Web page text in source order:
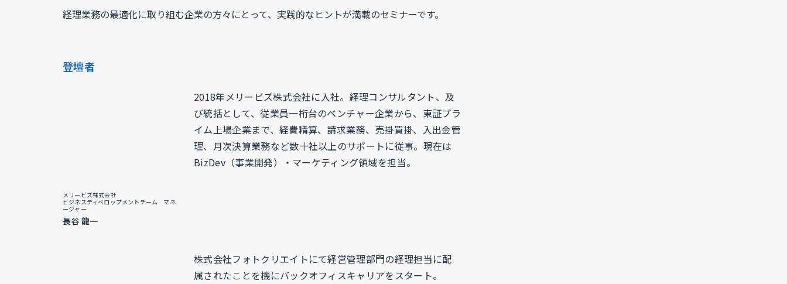
経理業務の最適化に取り組む企業の方々にとって、実践的なヒントが満載のセミナーです。
登壇者
メリービズ株式会社
ビジネスディベロップメントチーム マネ
ージャー
長谷 龍一
2018年メリービズ株式会社に入社。経理コンサルタント、及
び統括として、従業員一桁台のベンチャー企業から、東証プラ
イム上場企業まで、経費精算、請求業務、売掛買掛、入出金管
理、月次決算業務など数十社以上のサポートに従事。現在は
BizDev（事業開発）・マーケティング領域を担当。
株式会社フォトクリエイトにて経営管理部門の経理担当に配
属されたことを機にバックオフィスキャリアをスタート。